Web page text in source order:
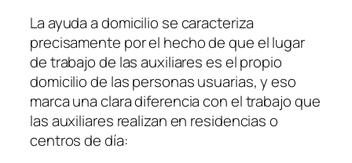
La ayuda a domicilio se caracteriza
precisamente por el hecho de que el lugar
de trabajo de las auxiliares es el propio
domicilio de las personas usuarias, y eso
marca una clara diferencia con el trabajo que
las auxiliares realizan en residencias o
centros de día: